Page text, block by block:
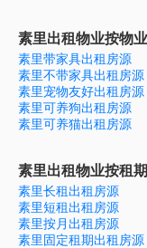
素里出租物业按物
素里带家具出租房源
素里不带家具出租房源
素里宠物友好出租房源
素里可养狗出租房源
素里可养猫出租房源
素里出租物业按租
素里长租出租房源
素里短租出租房源
素里按月出租房源
素里固定租期出租房源